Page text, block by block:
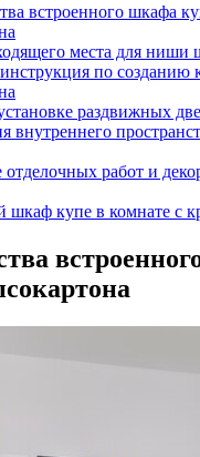
встроенного шкафа
места для ниши
по созданию
раздвижных
внутреннего
отделочных работ и
шкаф купе в комнате с